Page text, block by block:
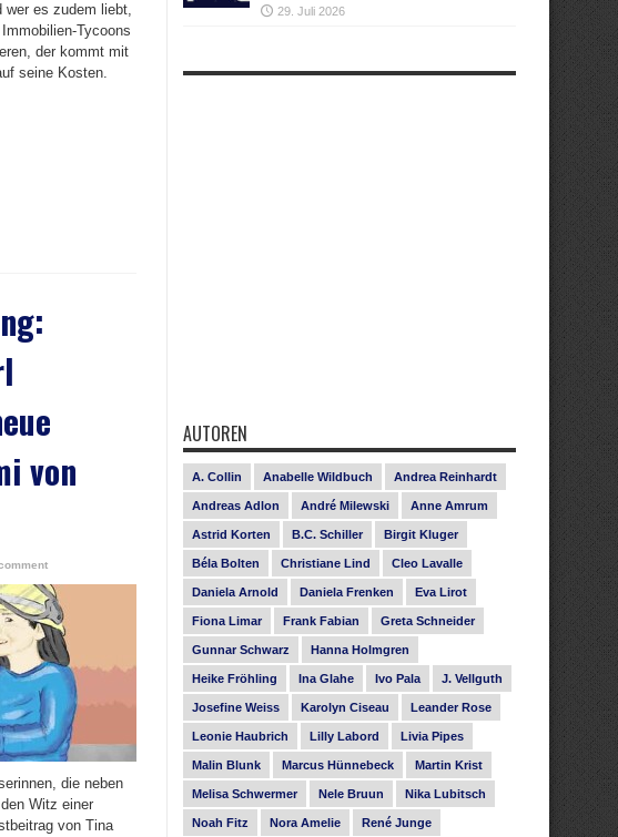
wer es zudem liebt,
Tycoons
der kommt mit
seine Kosten.
von
die neben
Witz einer
von Tina
29. Juli 2026
AUTOREN
A. Collin Anabelle Wildbuch Andrea Reinhardt
Andreas Adlon André Milewski Anne Amrum
Astrid Korten B.C. Schiller Birgit Kluger
Béla Bolten Christiane Lind Cleo Lavalle
Daniela Arnold Daniela Frenken Eva Lirot
Fiona Limar Frank Fabian Greta Schneider
Gunnar Schwarz Hanna Holmgren
Heike Fröhling Ina Glahe Ivo Pala J. Vellguth
Josefine Weiss Karolyn Ciseau Leander Rose
Leonie Haubrich Lilly Labord Livia Pipes
Malin Blunk Marcus Hünnebeck Martin Krist
Melisa Schwermer Nele Bruun Nika Lubitsch
Noah Fitz Nora Amelie René Junge